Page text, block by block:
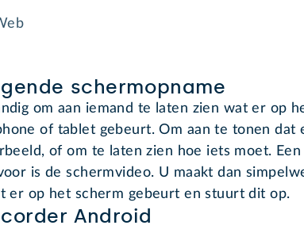
schermopname
om aan iemand te laten zien wat er op
of tablet gebeurt. Om aan te tonen dat
of om te laten zien hoe iets moet. Een
is de schermvideo. U maakt dan
er op het scherm gebeurt en stuurt dit op.
Android